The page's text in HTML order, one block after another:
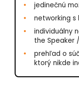
jedinečnú
networking s
individuálny
the Speaker
prehľad o
ktorý nikde